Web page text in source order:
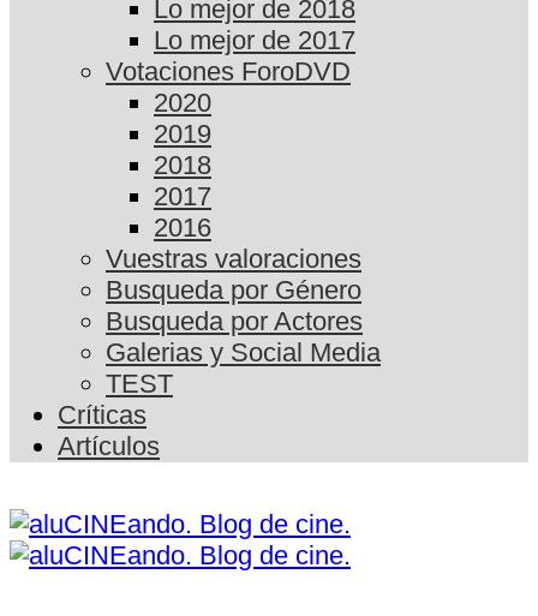
Lo mejor de 2018
Lo mejor de 2017
Votaciones ForoDVD
2020
2019
2018
2017
2016
Vuestras valoraciones
Busqueda por Género
Busqueda por Actores
Galerias y Social Media
TEST
Críticas
Artículos